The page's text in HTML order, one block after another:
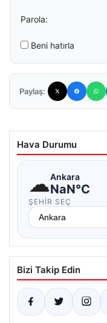
Parola:
Beni hatırla
Paylaş:
Hava Durumu
☁Ankara
NaN°C
ŞEHIR SEÇ
Bizi Takip Edin